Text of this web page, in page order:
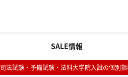
SALE情報
司法試験・予備試験・法科大学院入試の個別